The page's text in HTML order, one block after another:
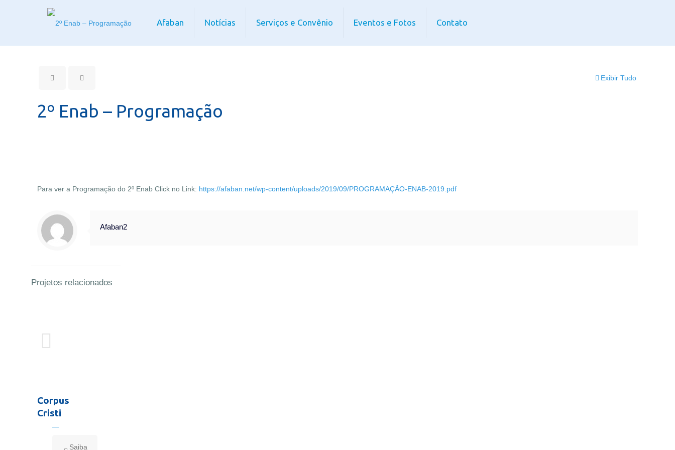
Afaban Notícias Serviços e Convênio Eventos e Fotos Contato
Exibir Tudo
2º Enab – Programação
Para ver a Programação do 2º Enab Click no Link: https://afaban.net/wp-content/uploads/2019/09/PROGRAMAÇÃO-ENAB-2019.pdf
Afaban2
Projetos relacionados
Corpus
Cristi
Saiba